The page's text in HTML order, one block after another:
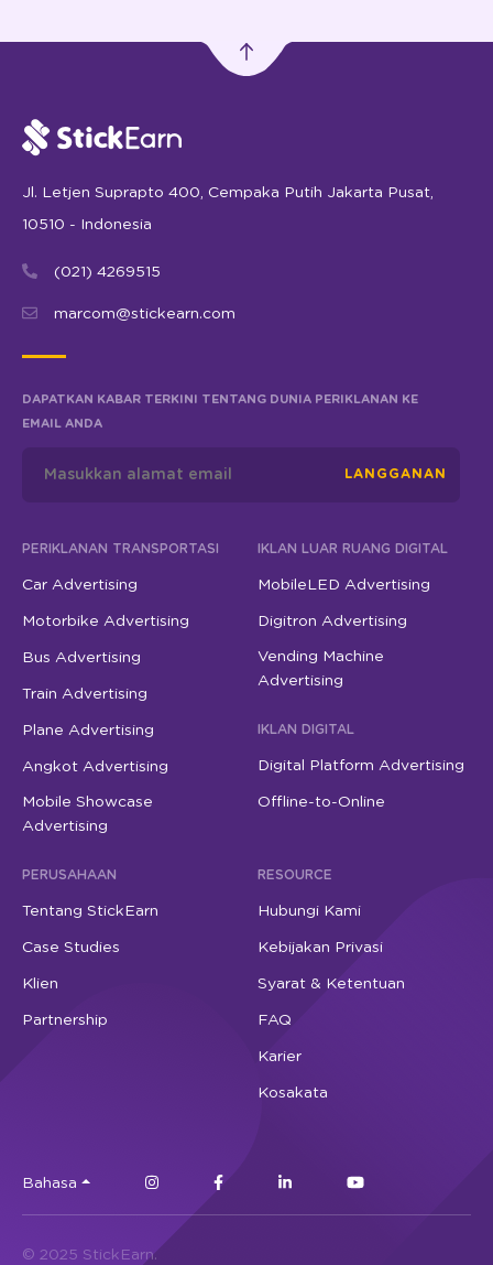
Jl. Letjen Suprapto 400, Cempaka Putih Jakarta Pusat,
10510 - Indonesia
(021) 4269515
marcom@stickearn.com
DAPATKAN KABAR TERKINI TENTANG DUNIA PERIKLANAN KE
EMAIL ANDA
LANGGANAN
PERIKLANAN TRANSPORTASI
Car Advertising
Motorbike Advertising
Bus Advertising
Train Advertising
Plane Advertising
Angkot Advertising
Mobile Showcase
Advertising
IKLAN LUAR RUANG DIGITAL
MobileLED Advertising
Digitron Advertising
Vending Machine
Advertising
IKLAN DIGITAL
Digital Platform Advertising
Offline-to-Online
PERUSAHAAN
Tentang StickEarn
Case Studies
Klien
Partnership
RESOURCE
Hubungi Kami
Kebijakan Privasi
Syarat & Ketentuan
FAQ
Karier
Kosakata
© 2025 StickEarn.
Bahasa